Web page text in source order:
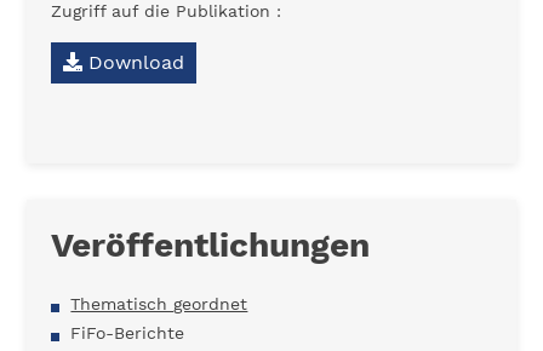
Zugriff auf die Publikation :
Download
Veröffentlichungen
Thematisch geordnet
FiFo-Berichte